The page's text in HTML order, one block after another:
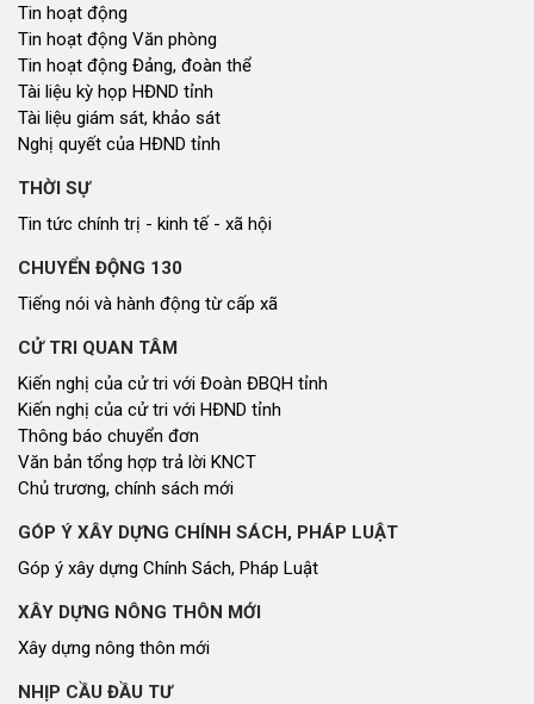
Tin hoạt động
Tin hoạt động Văn phòng
Tin hoạt động Đảng, đoàn thể
Tài liệu kỳ họp HĐND tỉnh
Tài liệu giám sát, khảo sát
Nghị quyết của HĐND tỉnh
THỜI SỰ
Tin tức chính trị - kinh tế - xã hội
CHUYỂN ĐỘNG 130
Tiếng nói và hành động từ cấp xã
CỬ TRI QUAN TÂM
Kiến nghị của cử tri với Đoàn ĐBQH tỉnh
Kiến nghị của cử tri với HĐND tỉnh
Thông báo chuyển đơn
Văn bản tổng hợp trả lời KNCT
Chủ trương, chính sách mới
GÓP Ý XÂY DỰNG CHÍNH SÁCH, PHÁP LUẬT
Góp ý xây dựng Chính Sách, Pháp Luật
XÂY DỰNG NÔNG THÔN MỚI
Xây dựng nông thôn mới
NHỊP CẦU ĐẦU TƯ